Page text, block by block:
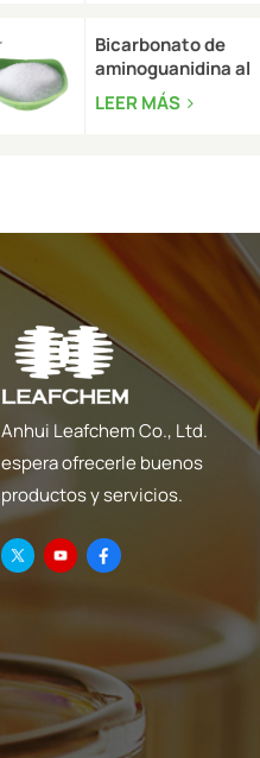
Bicarbonato de
aminoguanidina al
99,5 % a granel |
CAS 2582-30-1
LEER MÁS
Anhui Leafchem Co., Ltd.
espera ofrecerle buenos
productos y servicios.